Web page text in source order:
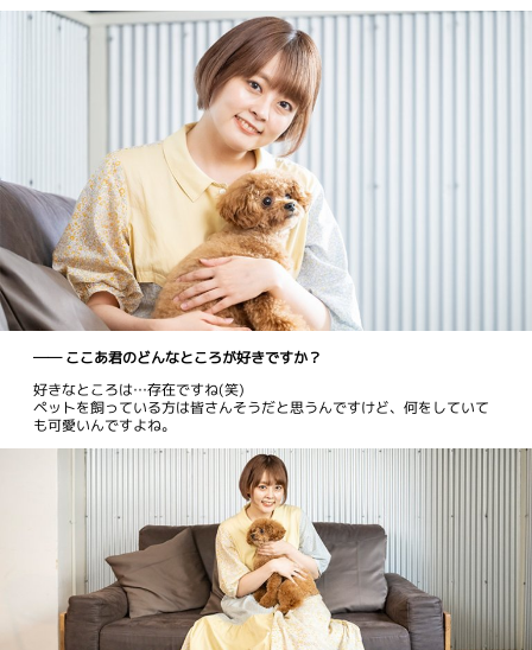
── ここあ君のどんなところが好きですか？
好きなところは…存在ですね(笑)
ペットを飼っている方は皆さんそうだと思うんですけど、何をしていて
も可愛いんですよね。